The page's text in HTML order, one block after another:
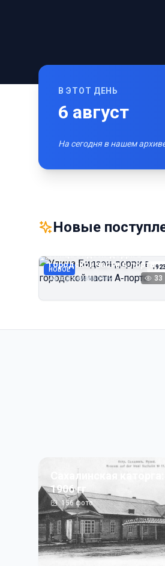
В ЭТОТ ДЕНЬ
6 август
На сегодня в нашем
Новые
НОВОЕ 1923
Улица Бидзэн‑дорри в
городской части А‑порта
Автор неизвестен 33
Сахалинская каторга:
1906 гг
156фото